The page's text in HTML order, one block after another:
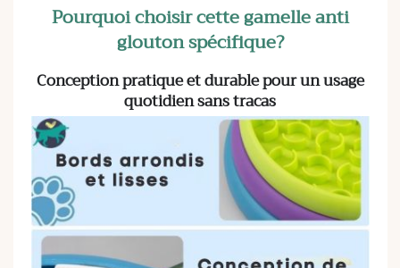
Pourquoi choisir cette gamelle anti
glouton spécifique?
Conception pratique et durable pour un usage
quotidien sans tracas